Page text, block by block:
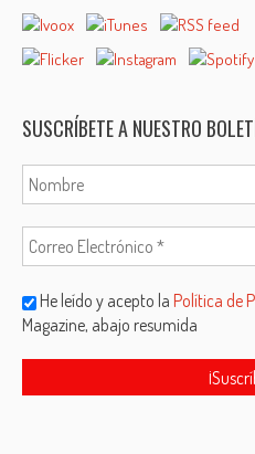
SUSCRÍBETE A NUESTRO
He leído y acepto laPolítica de
Magazine, abajo resumida